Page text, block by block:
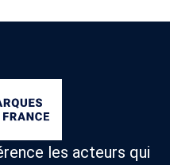
les acteurs qui